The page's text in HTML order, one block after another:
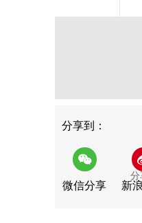
分享到：
微信分享
分
新